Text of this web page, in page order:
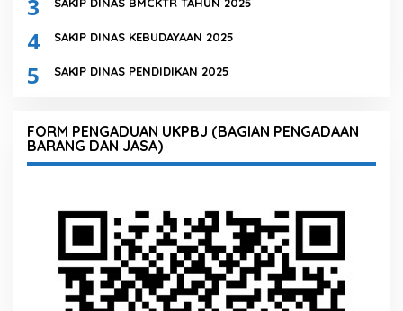
3
4 SAKIP DINAS KEBUDAYAAN 2025
5 SAKIP DINAS PENDIDIKAN 2025
FORM PENGADUAN UKPBJ (BAGIAN PENGADAAN
BARANG DAN JASA)